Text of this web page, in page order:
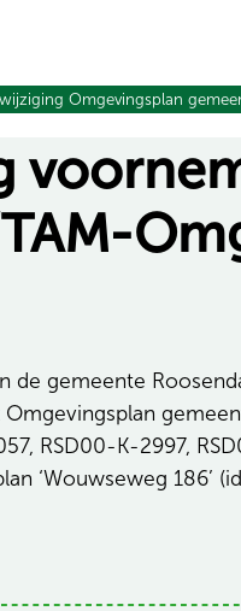
Omgevingsplan
de gemeente
RSD00-K-2997,
‘Wouwseweg 186’